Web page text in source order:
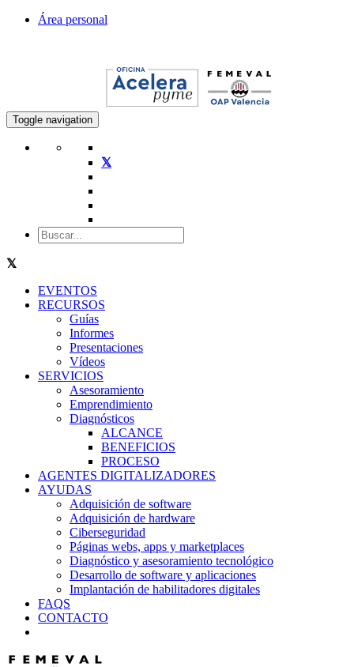
Área personal
Toggle navigation
EVENTOS
RECURSOS
Guías
Informes
Presentaciones
Vídeos
SERVICIOS
Asesoramiento
Emprendimiento
Diagnósticos
ALCANCE
BENEFICIOS
PROCESO
AGENTES DIGITALIZADORES
AYUDAS
Adquisición de software
Adquisición de hardware
Ciberseguridad
Páginas webs, apps y marketplaces
Diagnóstico y asesoramiento tecnológico
Desarrollo de software y aplicaciones
Implantación de habilitadores digitales
FAQS
CONTACTO